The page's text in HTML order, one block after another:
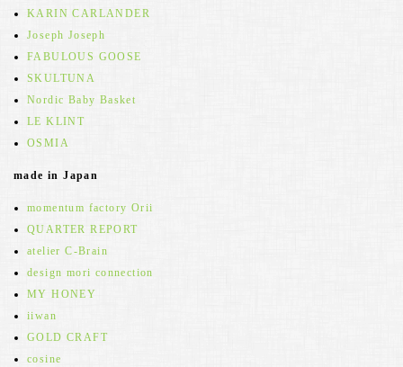
KARIN CARLANDER
Joseph Joseph
FABULOUS GOOSE
SKULTUNA
Nordic Baby Basket
LE KLINT
OSMIA
made in Japan
momentum factory Orii
QUARTER REPORT
atelier C-Brain
design mori connection
MY HONEY
iiwan
GOLD CRAFT
cosine